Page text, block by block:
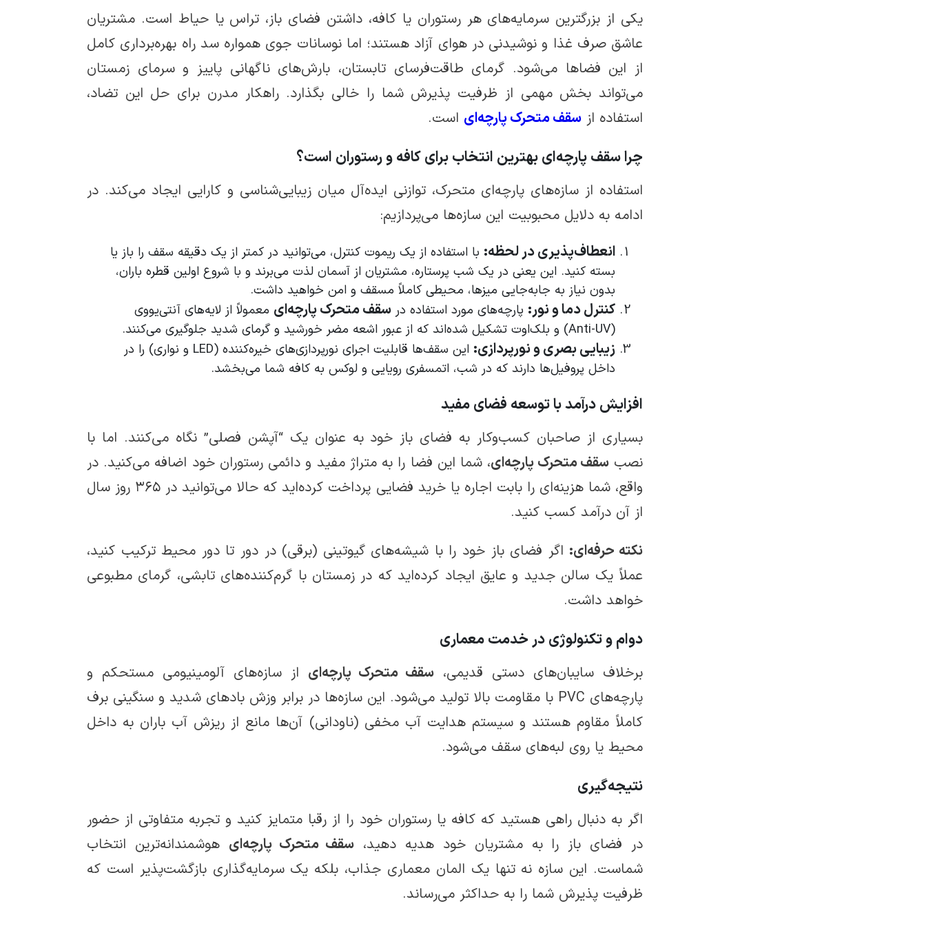
یکی از بزرگترین سرمایه‌های هر رستوران یا کافه، داشتن فضای باز، تراس یا حیاط است. مشتریان
عاشق صرف غذا و نوشیدنی در هوای آزاد هستند؛ اما نوسانات جوی همواره سد راه بهره‌برداری کامل
از این فضاها می‌شود. گرمای طاقت‌فرسای تابستان، بارش‌های ناگهانی پاییز و سرمای زمستان
می‌تواند بخش مهمی از ظرفیت پذیرش شما را خالی بگذارد. راهکار مدرن برای حل این تضاد،
استفاده از سقف متحرک پارچه‌ای است.
چرا سقف پارچه‌ای بهترین انتخاب برای کافه و رستوران است؟
استفاده از سازه‌های پارچه‌ای متحرک، توازنی ایده‌آل میان زیبایی‌شناسی و کارایی ایجاد می‌کند. در
ادامه به دلایل محبوبیت این سازه‌ها می‌پردازیم:
انعطاف‌پذیری در لحظه: با استفاده از یک ریموت کنترل، می‌توانید در کمتر از یک دقیقه سقف را باز یا
بسته کنید. این یعنی در یک شب پرستاره، مشتریان از آسمان لذت می‌برند و با شروع اولین قطره باران،
بدون نیاز به جابه‌جایی میزها، محیطی کاملاً مسقف و امن خواهید داشت.
کنترل دما و نور: پارچه‌های مورد استفاده در سقف متحرک پارچه‌ای معمولاً از لایه‌های آنتی‌یووی
(Anti-UV) و بلک‌اوت تشکیل شده‌اند که از عبور اشعه مضر خورشید و گرمای شدید جلوگیری می‌کنند.
زیبایی بصری و نورپردازی:
این سقف‌ها قابلیت اجرای نورپردازی‌های خیره‌کننده (LED و نواری) را در
داخل پروفیل‌ها دارند که در شب، اتمسفری رویایی و لوکس به کافه شما می‌بخشد.
افزایش درآمد با توسعه فضای مفید
بسیاری از صاحبان کسب‌وکار به فضای باز خود به عنوان یک “آپشن فصلی” نگاه می‌کنند. اما با
نصبسقف متحرک پارچه‌ای، شما این فضا را به متراژ مفید و دائمی رستوران خود اضافه می‌کنید. در
واقع، شما هزینه‌ای را بابت اجاره یا خرید فضایی پرداخت کرده‌اید که حالا می‌توانید در ۳۶۵ روز سال
از آن درآمد کسب کنید.
نکته حرفه‌ای: اگر فضای باز خود را با شیشه‌های گیوتینی (برقی) در دور تا دور محیط ترکیب کنید،
عملاً یک سالن جدید و عایق ایجاد کرده‌اید که در زمستان با گرم‌کننده‌های تابشی، گرمای مطبوعی
خواهد داشت.
دوام و تکنولوژی در خدمت معماری
برخلاف سایبان‌های دستی قدیمی، سقف متحرک پارچه‌ای از سازه‌های آلومینیومی مستحکم و
پارچه‌های PVC با مقاومت بالا تولید می‌شود. این سازه‌ها در برابر وزش بادهای شدید و سنگینی برف
کاملاً مقاوم هستند و سیستم هدایت آب مخفی (ناودانی) آن‌ها مانع از ریزش آب باران به داخل
محیط یا روی لبه‌های سقف می‌شود.
نتیجه‌گیری
اگر به دنبال راهی هستید که کافه یا رستوران خود را از رقبا متمایز کنید و تجربه متفاوتی از حضور
در فضای باز را به مشتریان خود هدیه دهید، سقف متحرک پارچه‌ای هوشمندانه‌ترین انتخاب
شماست. این سازه نه تنها یک المان معماری جذاب، بلکه یک سرمایه‌گذاری بازگشت‌پذیر است که
ظرفیت پذیرش شما را به حداکثر می‌رساند.